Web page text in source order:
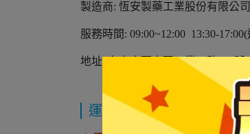
製造商: 恆安製藥工業股份有限公司
服務時間: 09:00~12:00 13:30-
地址: 台中市西屯區工業一路101號
運送方式